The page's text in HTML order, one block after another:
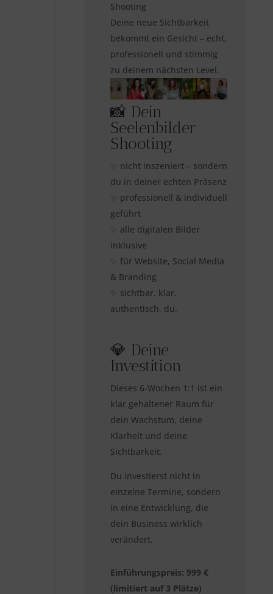
Shooting
Deine neue Sichtbarkeit
bekommt ein Gesicht – echt,
professionell und stimmig
zu deinem nächsten Level.
📸 Dein
Seelenbilder
Shooting
✨ nicht inszeniert – sondern
du in deiner echten Präsenz
✨ professionell & individuell
geführt
✨ alle digitalen Bilder
inklusive
✨ für Website, Social Media
& Branding
✨ sichtbar. klar.
authentisch. du.
💎 Deine
Investition
Dieses 6-Wochen 1:1 ist ein
klar gehaltener Raum für
dein Wachstum, deine
Klarheit und deine
Sichtbarkeit.
Du investierst nicht in
einzelne Termine, sondern
in eine Entwicklung, die
dein Business wirklich
verändert.
Einführungspreis: 999 €
(limitiert auf 3 Plätze)